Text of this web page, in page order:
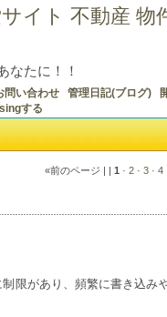
なたに！！
問い合わせ 管理日記(ブログ)
«前のページ | | 1 · 2· 3· 4
限があり、頻繁に書き込